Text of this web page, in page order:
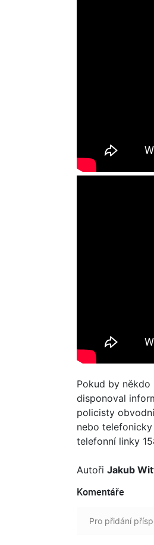
Pokud by
disponoval
policisty
nebo
telefonní linky
Autoři Jakub
Komentáře
Pro přidání